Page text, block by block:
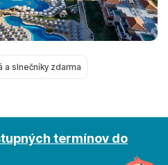
a slnečníky zdarma
termínov do